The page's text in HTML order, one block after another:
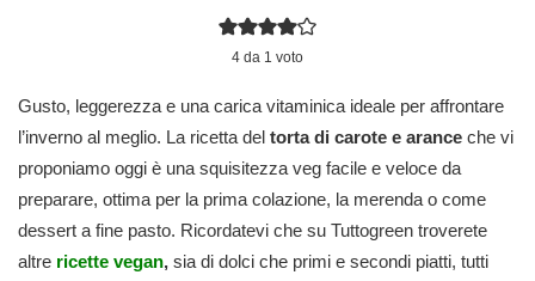
4 da 1 voto
Gusto, leggerezza e una carica vitaminica ideale per affrontare
l’inverno al meglio. La ricetta del torta di carote e arance che vi
proponiamo oggi è una squisitezza veg facile e veloce da
preparare, ottima per la prima colazione, la merenda o come
dessert a fine pasto. Ricordatevi che su Tuttogreen troverete
altre ricette vegan, sia di dolci che primi e secondi piatti, tutti